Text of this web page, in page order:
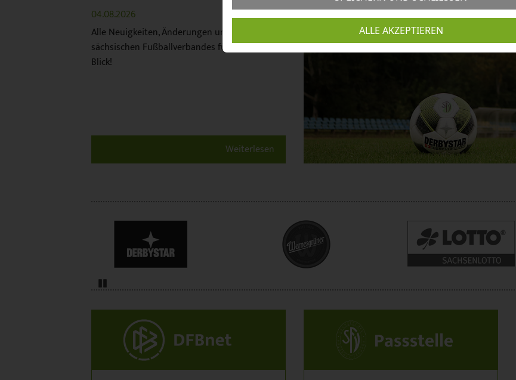
04.08.2026
Alle Neuigkeiten, Änderungen und Termine des
sächsischen Fußballverbandes für Sie auf einen
Blick!
Weiterlesen
ALLE AKZEPTIEREN